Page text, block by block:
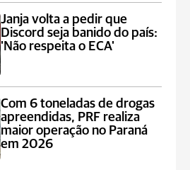
Janja volta a pedir que
Discord seja banido do país:
'Não respeita o ECA'
Com 6 toneladas de drogas
apreendidas, PRF realiza
maior operação no Paraná
em 2026